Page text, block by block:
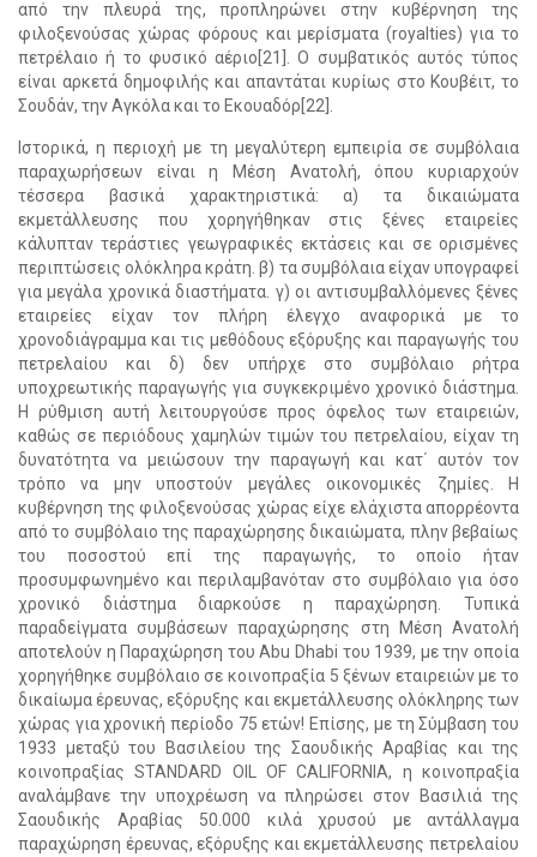
από την πλευρά της, προπληρώνει στην κυβέρνηση της
φιλοξενούσας χώρας φόρους και μερίσματα (royalties) για το
πετρέλαιο ή το φυσικό αέριο[21]. Ο συμβατικός αυτός τύπος
είναι αρκετά δημοφιλής και απαντάται κυρίως στο Κουβέιτ, το
Σουδάν, την Αγκόλα και το Εκουαδόρ[22].
Ιστορικά, η περιοχή με τη μεγαλύτερη εμπειρία σε συμβόλαια
παραχωρήσεων είναι η Μέση Ανατολή, όπου κυριαρχούν
τέσσερα βασικά χαρακτηριστικά: α) τα δικαιώματα
εκμετάλλευσης που χορηγήθηκαν στις ξένες εταιρείες
κάλυπταν τεράστιες γεωγραφικές εκτάσεις και σε ορισμένες
περιπτώσεις ολόκληρα κράτη. β) τα συμβόλαια είχαν υπογραφεί
για μεγάλα χρονικά διαστήματα. γ) οι αντισυμβαλλόμενες ξένες
εταιρείες είχαν τον πλήρη έλεγχο αναφορικά με το
χρονοδιάγραμμα και τις μεθόδους εξόρυξης και παραγωγής του
πετρελαίου και δ) δεν υπήρχε στο συμβόλαιο ρήτρα
υποχρεωτικής παραγωγής για συγκεκριμένο χρονικό διάστημα.
Η ρύθμιση αυτή λειτουργούσε προς όφελος των εταιρειών,
καθώς σε περιόδους χαμηλών τιμών του πετρελαίου, είχαν τη
δυνατότητα να μειώσουν την παραγωγή και κατ΄ αυτόν τον
τρόπο να μην υποστούν μεγάλες οικονομικές ζημίες. Η
κυβέρνηση της φιλοξενούσας χώρας είχε ελάχιστα απορρέοντα
από το συμβόλαιο της παραχώρησης δικαιώματα, πλην βεβαίως
του ποσοστού επί της παραγωγής, το οποίο ήταν
προσυμφωνημένο και περιλαμβανόταν στο συμβόλαιο για όσο
χρονικό διάστημα διαρκούσε η παραχώρηση. Τυπικά
παραδείγματα συμβάσεων παραχώρησης στη Μέση Ανατολή
αποτελούν η Παραχώρηση του Abu Dhabi του 1939, με την οποία
χορηγήθηκε συμβόλαιο σε κοινοπραξία 5 ξένων εταιρειών με το
δικαίωμα έρευνας, εξόρυξης και εκμετάλλευσης ολόκληρης των
χώρας για χρονική περίοδο 75 ετών! Επίσης, με τη Σύμβαση του
1933 μεταξύ του Βασιλείου της Σαουδικής Αραβίας και της
κοινοπραξίας STANDARD OIL OF CALIFORNIA, η κοινοπραξία
αναλάμβανε την υποχρέωση να πληρώσει στον Βασιλιά της
Σαουδικής Αραβίας 50.000 κιλά χρυσού με αντάλλαγμα
παραχώρηση έρευνας, εξόρυξης και εκμετάλλευσης πετρελαίου